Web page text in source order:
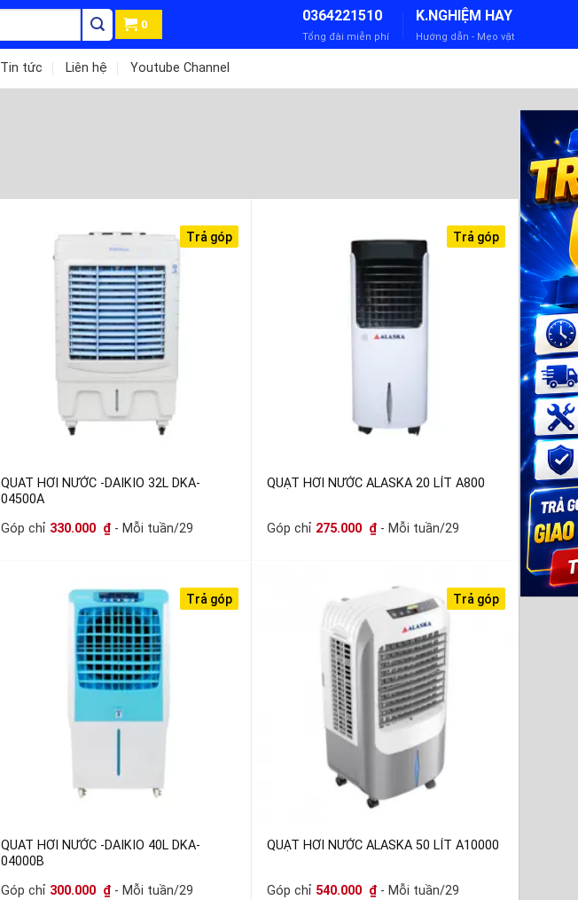
0
0364221510
Tổng đài miễn phí
K.NGHIỆM HAY
Hướng dẫn - Mẹo vặt
Tin tức Liên hệ Youtube Channel
Trả góp
QUAT HƠI NƯỚC -DAIKIO 32L DKA-
04500A
Góp chỉ 330.000 ₫ - Mỗi tuần/29
Trả góp
QUẠT HƠI NƯỚC ALASKA 20 LÍT A800
Góp chỉ 275.000 ₫ - Mỗi tuần/29
Trả góp
QUAT HƠI NƯỚC -DAIKIO 40L DKA-
04000B
Góp chỉ 300.000 ₫ - Mỗi tuần/29
Trả góp
QUẠT HƠI NƯỚC ALASKA 50 LÍT A10000
Góp chỉ 540.000 ₫ - Mỗi tuần/29